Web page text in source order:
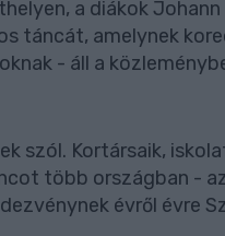
a diákok
táncát, amelynek
- áll a
szól. Kortársaik,
több országban -
évről évre